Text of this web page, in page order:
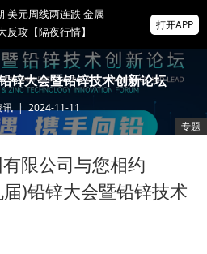
美元周线两连跌 金属
攻【隔夜行情】
口降6.2% 稀土进口
人数意外减少2.3万
人
打开APP
锌大会暨铅锌技术创新论坛
讯|2024-11-11
专题
限公司与您相约
)铅锌大会暨铅锌技术